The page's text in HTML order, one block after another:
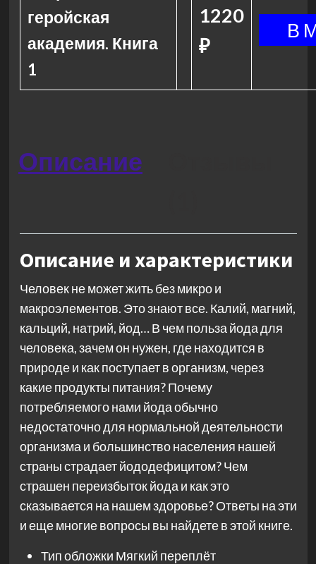
геройская
академия. Книга
1
1220
₽
Описание
Описание и характеристики
Человек не может жить без микро­ и
макроэлементов. Это знают все. Калий, магний,
кальций, натрий, йод… В чем польза йода для
человека, зачем он нужен, где находится в
природе и как поступает в организм, через
какие продукты питания? Почему
потребляемого нами йода обычно
недостаточно для нормальной деятельности
организма и большинство населения нашей
страны страдает йододефицитом? Чем
страшен переизбыток йода и как это
сказывается на нашем здоровье? Ответы на эти
и еще многие вопросы вы найдете в этой книге.
Тип обложки Мягкий переплёт